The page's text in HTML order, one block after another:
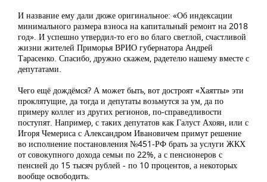
И название ему дали дюже оригинальное: «Об индексации
минимального размера взноса на капитальный ремонт на 2018
год». И успешно утвердил-то его во благо светлой, счастливой
жизни жителей Приморья ВРИО губернатора Андрей
Тарасенко. Спасибо, дружно скажем, радетелю нашему вместе с
депутатами.
Чего ещё дождёмся? А может быть, вот достроят «Хаятты» эти
проклятущие, да тогда и депутаты возьмутся за ум, да по
примеру коллег из других регионов, по-справедливости
поступят. Например, с таких депутатов как Галуст Ахоян, или с
Игоря Чемериса с Александром Ивановичем примут решение
во исполнение постановления №451-РФ брать за услуги ЖКХ
от совокупного дохода семьи по 22%, а с пенсионеров с
пенсией до 15 тысяч рублей - по 10 процентов, а некоторых
вообще освободить.